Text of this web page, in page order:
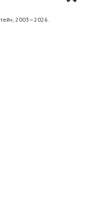
2003—2026.